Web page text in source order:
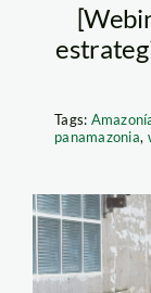
Tags:
panamazonia,